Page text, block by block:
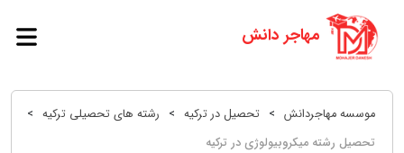
موسسه مهاجردانش > تحصیل در ترکیه > رشته های تحصیلی ترکیه >
تحصیل رشته میکروبیولوژی در ترکیه